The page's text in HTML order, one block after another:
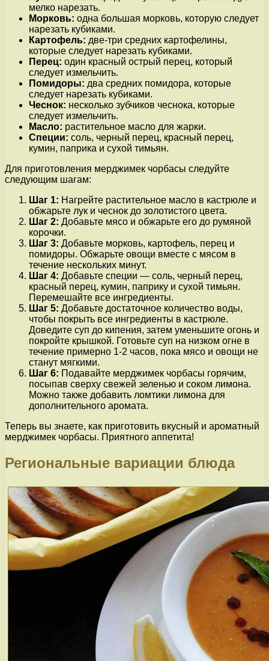
мелко нарезать.
Морковь: одна большая морковь, которую следует
нарезать кубиками.
Картофель: две-три средних картофелины,
которые следует нарезать кубиками.
Перец: один красный острый перец, который
следует измельчить.
Помидоры: два средних помидора, которые
следует нарезать кубиками.
Чеснок: несколько зубчиков чеснока, которые
следует измельчить.
Масло: растительное масло для жарки.
Специи: соль, черный перец, красный перец,
кумин, паприка и сухой тимьян.
Для приготовления мерджимек чорбасы следуйте
следующим шагам:
Шаг 1: Нагрейте растительное масло в кастрюле и
обжарьте лук и чеснок до золотистого цвета.
Шаг 2: Добавьте мясо и обжарьте его до румяной
корочки.
Шаг 3: Добавьте морковь, картофель, перец и
помидоры. Обжарьте овощи вместе с мясом в
течение нескольких минут.
Шаг 4: Добавьте специи — соль, черный перец,
красный перец, кумин, паприку и сухой тимьян.
Перемешайте все ингредиенты.
Шаг 5: Добавьте достаточное количество воды,
чтобы покрыть все ингредиенты в кастрюле.
Доведите суп до кипения, затем уменьшите огонь и
покройте крышкой. Готовьте суп на низком огне в
течение примерно 1-2 часов, пока мясо и овощи не
станут мягкими.
Шаг 6: Подавайте мерджимек чорбасы горячим,
посыпав сверху свежей зеленью и соком лимона.
Можно также добавить ломтики лимона для
дополнительного аромата.
Теперь вы знаете, как приготовить вкусный и ароматный
мерджимек чорбасы. Приятного аппетита!
Региональные вариации блюда